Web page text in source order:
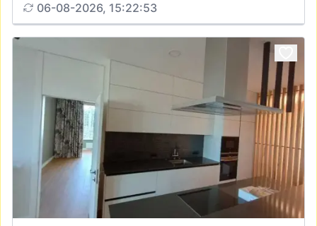
06-08-2026, 15:22:53